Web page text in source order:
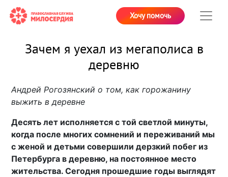
Хочу помочь
Зачем я уехал из мегаполиса в
деревню
Андрей Рогозянский о том, как горожанину
выжить в деревне
Десять лет исполняется с той светлой минуты,
когда после многих сомнений и переживаний мы
с женой и детьми совершили дерзкий побег из
Петербурга в деревню, на постоянное место
жительства. Сегодня прошедшие годы выглядят